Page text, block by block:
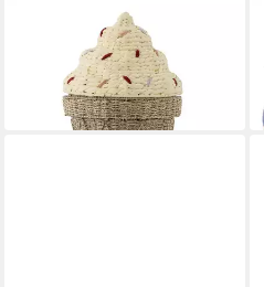
BLOOMINGVILLE
Aufbewahrungskorb Cillie
in 2-3 Werktagen bei dir